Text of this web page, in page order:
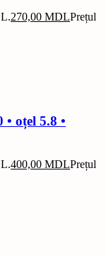
270,00 MDLPrețul
oțel 5.8 •
400,00 MDLPrețul